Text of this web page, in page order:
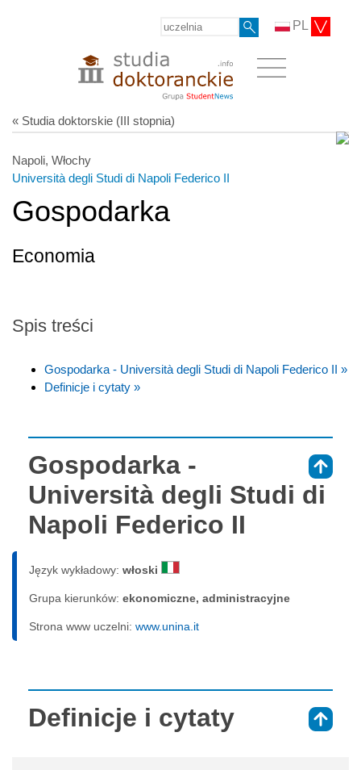
PL
« Studia doktorskie (III stopnia)
Napoli, Włochy
Università degli Studi di Napoli Federico II
Gospodarka
Economia
Spis treści
Gospodarka - Università degli Studi di Napoli Federico II »
Definicje i cytaty »
Gospodarka -
Università degli Studi di
Napoli Federico II
Język wykładowy: włoski
Grupa kierunków: ekonomiczne, administracyjne
Strona www uczelni: www.unina.it
Definicje i cytaty